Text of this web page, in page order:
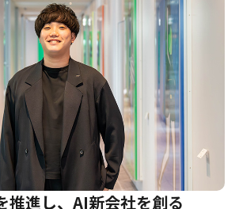
推進し、AI新会社を創る